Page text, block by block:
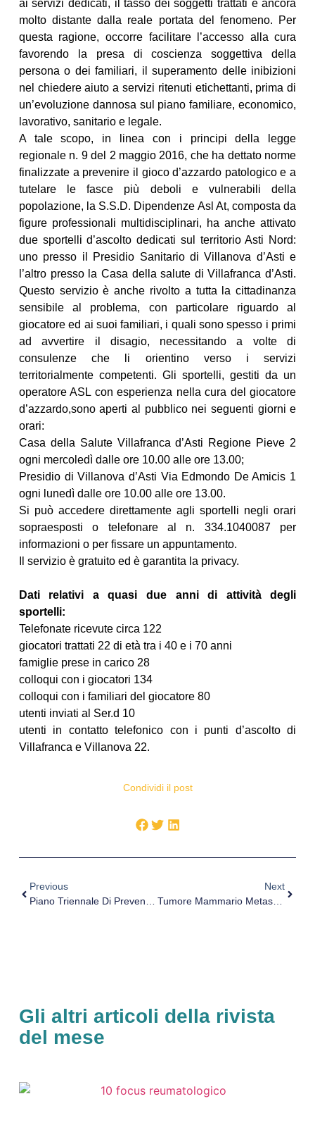
ai servizi dedicati, il tasso dei soggetti trattati è ancora
molto distante dalla reale portata del fenomeno. Per
questa ragione, occorre facilitare l’accesso alla cura
favorendo la presa di coscienza soggettiva della
persona o dei familiari, il superamento delle inibizioni
nel chiedere aiuto a servizi ritenuti etichettanti, prima di
un’evoluzione dannosa sul piano familiare, economico,
lavorativo, sanitario e legale.
A tale scopo, in linea con i principi della legge
regionale n. 9 del 2 maggio 2016, che ha dettato norme
finalizzate a prevenire il gioco d’azzardo patologico e a
tutelare le fasce più deboli e vulnerabili della
popolazione, la S.S.D. Dipendenze Asl At, composta da
figure professionali multidisciplinari, ha anche attivato
due sportelli d’ascolto dedicati sul territorio Asti Nord:
uno presso il Presidio Sanitario di Villanova d’Asti e
l’altro presso la Casa della salute di Villafranca d’Asti.
Questo servizio è anche rivolto a tutta la cittadinanza
sensibile al problema, con particolare riguardo al
giocatore ed ai suoi familiari, i quali sono spesso i primi
ad avvertire il disagio, necessitando a volte di
consulenze che li orientino verso i servizi
territorialmente competenti. Gli sportelli, gestiti da un
operatore ASL con esperienza nella cura del giocatore
d’azzardo,sono aperti al pubblico nei seguenti giorni e
orari:
Casa della Salute Villafranca d’Asti Regione Pieve 2
ogni mercoledì dalle ore 10.00 alle ore 13.00;
Presidio di Villanova d’Asti Via Edmondo De Amicis 1
ogni lunedì dalle ore 10.00 alle ore 13.00.
Si può accedere direttamente agli sportelli negli orari
sopraesposti o telefonare al n. 334.1040087 per
informazioni o per fissare un appuntamento.
Il servizio è gratuito ed è garantita la privacy.
Dati relativi a quasi due anni di attività degli
sportelli:
Telefonate ricevute circa 122
giocatori trattati 22 di età tra i 40 e i 70 anni
famiglie prese in carico 28
colloqui con i giocatori 134
colloqui con i familiari del giocatore 80
utenti inviati al Ser.d 10
utenti in contatto telefonico con i punti d’ascolto di
Villafranca e Villanova 22.
Condividi il post
Previous
Piano Triennale Di Prevenzione Della Corruzione E Trasparenza 2019-2021 – Avvio Procedura Consultazione
Next
Tumore Mammario Metastatico, Intervista Al Dott. Paolo Fontana
Gli altri articoli della rivista
del mese